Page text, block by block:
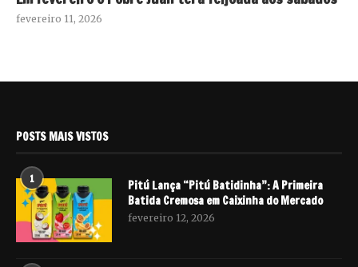
fevereiro 11, 2026
POSTS MAIS VISTOS
1
Pitú Lança “Pitú Batidinha”: A Primeira
Batida Cremosa em Caixinha do Mercado
fevereiro 12, 2026